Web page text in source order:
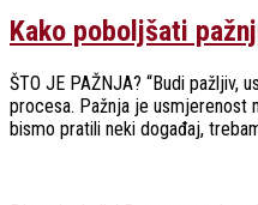
Kako poboljšati
ŠTO JE PAŽNJA? “Budi
procesa. Pažnja je usmjerenost
bismo pratili neki događaj,